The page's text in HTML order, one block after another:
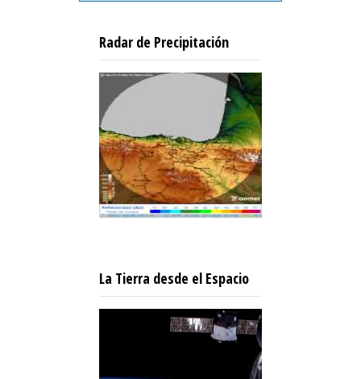
Radar de Precipitación
La Tierra desde el Espacio